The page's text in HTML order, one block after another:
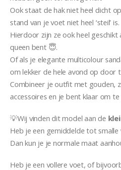
Ook staat de hak niet heel dicht
stand van je voet niet heel ‘steil’ is.
Hierdoor zijn ze ook heel geschikt
queen bent 😇.
Of als je elegante multicolour
om lekker de hele avond op door
Combineer je outfit met gouden,
accessoires en je bent klaar om te
💡Wij vinden dit model aan de
Heb je een gemiddelde tot smalle
Dan kun je je normale maat
Heb je een vollere voet, of